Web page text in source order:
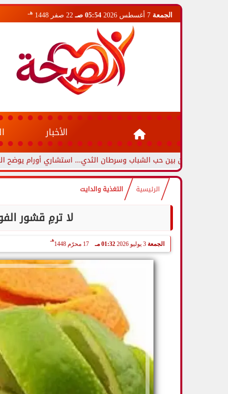
الجمعة 05:54 صـ 22 صفر 1448 هـ
الأخبار
بين حب الشباب وسرطان الثدي... استشاري أورام يوضح العلامات
الرئيسية التغذية والدايت
لا ترمِ قشور
الجمعة 3 يوليو 2026 01:32 مـ 17 محرّم 1448
هـ